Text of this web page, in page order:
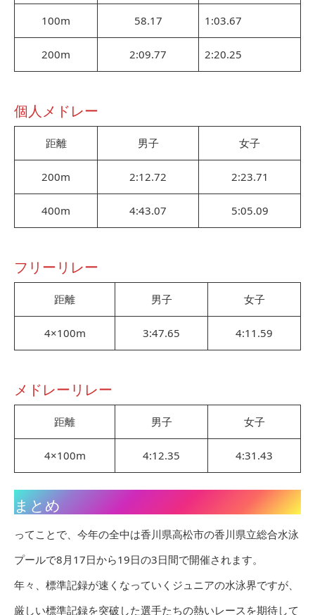
100m 58.17 1:03.67
200m 2:09.77 2:20.25
個人メドレー
距離 男子 女子
200m 2:12.72 2:23.71
400m 4:43.07 5:05.09
フリーリレー
距離 男子 女子
4×100m 3:47.65 4:11.59
メドレーリレー
距離 男子 女子
4×100m 4:12.35 4:31.43
まとめ
ってことで、今年の全中は香川県高松市の香川県立総合水泳
プールで8月17日から19日の3日間で開催されます。
年々、標準記録が速くなっていくジュニアの水泳界ですが、
厳しい標準記録を突破した選手たちの熱いレースを期待して